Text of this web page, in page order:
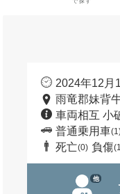
2024年12月
雨竜郡妹背
車両相互 小
普通乗用車
死亡(0) 負傷
他